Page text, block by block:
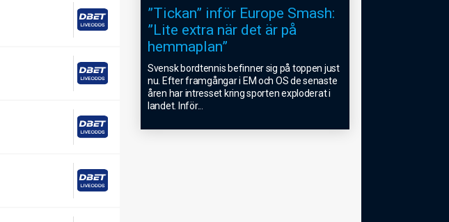
”Tickan” inför Europe Smash:
”Lite extra när det är på
hemmaplan”
Svensk bordtennis befinner sig på toppen just
nu. Efter framgångar i EM och OS de senaste
åren har intresset kring sporten exploderat i
landet. Inför...